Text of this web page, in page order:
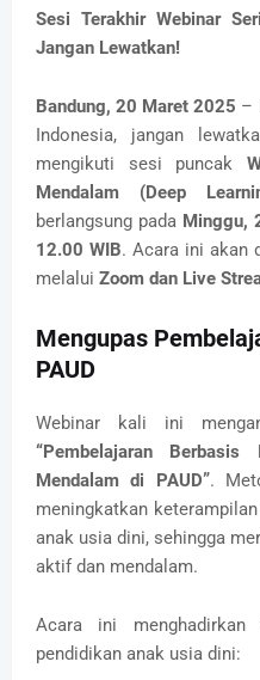
Sesi Terakhir Webinar
Jangan Lewatkan!
Bandung, 20 Maret 2025 –
Indonesia, jangan
mengikuti sesi puncak
Mendalam (Deep
berlangsung pada Minggu,
12.00 WIB. Acara ini akan
melalui Zoom dan Live
Mengupas
PAUD
Webinar kali ini
“Pembelajaran
Mendalam di PAUD”.
meningkatkan
anak usia dini, sehingga
aktif dan mendalam.
Acara ini menghadirkan
pendidikan anak usia dini: